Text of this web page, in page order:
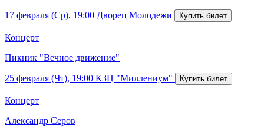
17 февраля (Ср), 19:00 Дворец Молодежи
Концерт
Пикник "Вечное движение"
25 февраля (Чт), 19:00 КЗЦ "Миллениум"
Концерт
Александр Серов